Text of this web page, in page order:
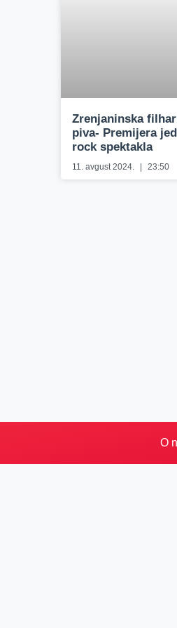
Zrenjaninska
piva- Premijera
rock spektakla
11. avgust 2024. 23:50
O